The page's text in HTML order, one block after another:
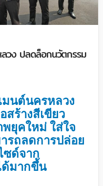
วง ปลดล็อกนวัตกรรม
นต์นครหลวง
ร้างสีเขียว
ยุคใหม่ ใส่ใจ
รถลดการปล่อย
ซด์จาก
ด้มากขึ้น